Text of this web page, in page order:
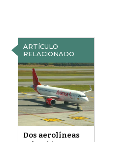
ARTÍCULO
RELACIONADO
Dos aerolíneas